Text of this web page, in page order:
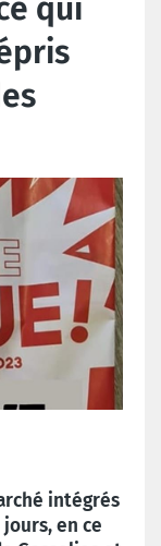
qui
intégrés
en ce